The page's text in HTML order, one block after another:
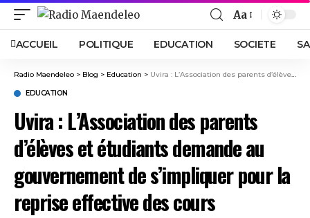
Aa
ACCUEIL POLITIQUE EDUCATION SOCIETE
Radio Maendeleo > Blog > Education > Uvira : L’Association des parents d’élèves et étudiants demande au gouvernement de s’impliquer pour la reprise effective des cours
EDUCATION
Uvira : L’Association des parents
d’élèves et étudiants demande au
gouvernement de s’impliquer pour la
reprise effective des cours